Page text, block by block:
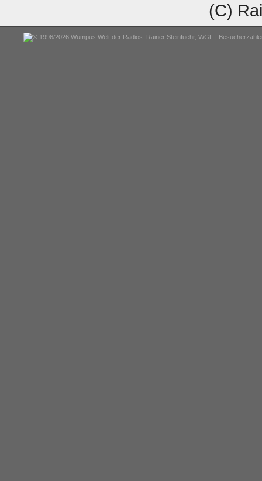
(C)
© 1996/2026 Wumpus Welt der Radios. Rainer Steinfuehr, WGF |